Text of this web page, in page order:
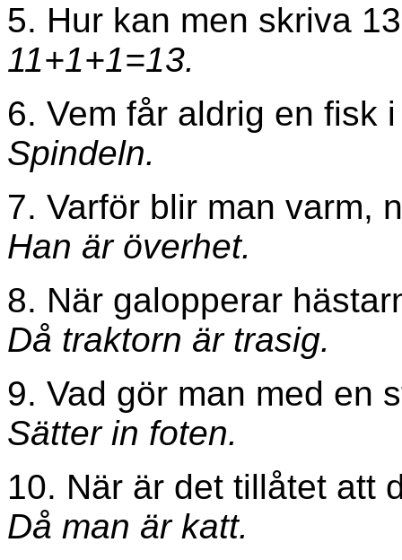
5. Hur kan men skriva
11+1+1=13.
6. Vem får aldrig en fisk
Spindeln.
7. Varför blir man varm,
Han är överhet.
8. När galopperar
Då traktorn är trasig.
9. Vad gör man med en
Sätter in foten.
10. När är det tillåtet att
Då man är katt.